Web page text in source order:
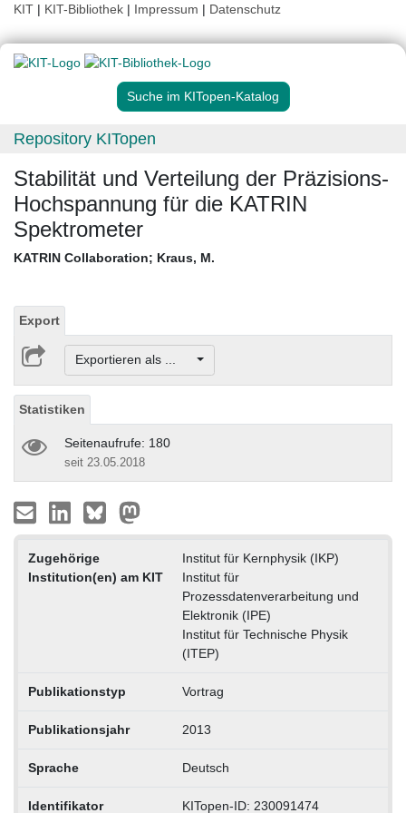
KIT | KIT-Bibliothek | Impressum | Datenschutz
Suche im KITopen-Katalog
Repository KITopen
Stabilität und Verteilung der Präzisions-
Hochspannung für die KATRIN
Spektrometer
KATRIN Collaboration; Kraus, M.
Export
Exportieren als ...
Statistiken
Seitenaufrufe: 180
seit 23.05.2018
Zugehörige
Institution(en) am KIT
Institut für Kernphysik (IKP)
Institut für
Prozessdatenverarbeitung und
Elektronik (IPE)
Institut für Technische Physik
(ITEP)
Publikationstyp Vortrag
Publikationsjahr 2013
Sprache Deutsch
Identifikator KITopen-ID: 230091474